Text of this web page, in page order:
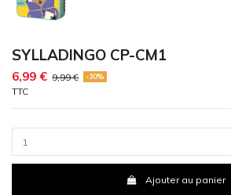
SYLLADINGO CP-CM1
6,99 € 9,99 € -30%
TTC
Ajouter au panier